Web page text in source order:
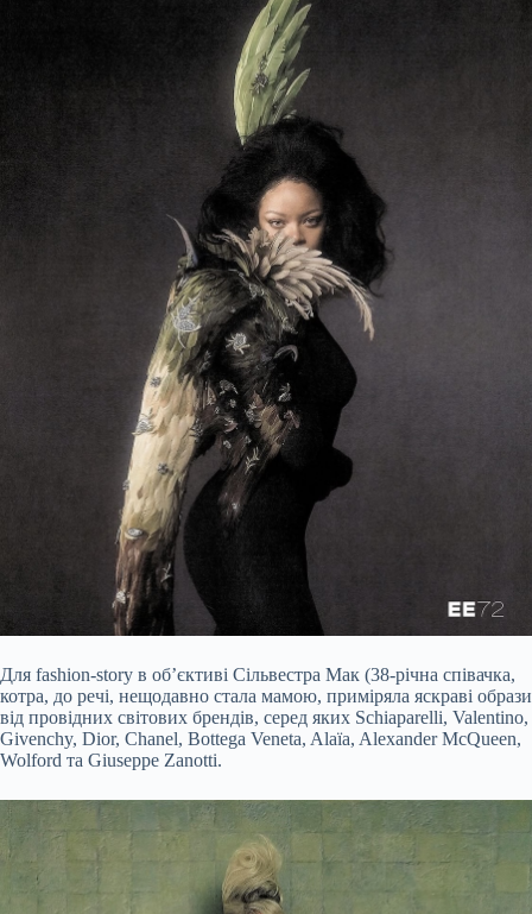
Для fashion-story в об’єктиві Сільвестра Мак (38-річна співачка,
котра, до речі, нещодавно стала мамою, приміряла яскраві образи
від провідних світових брендів, серед яких Schiaparelli, Valentino,
Givenchy, Dior, Chanel, Bottega Veneta, Alaïa, Alexander McQueen,
Wolford та Giuseppe Zanotti.